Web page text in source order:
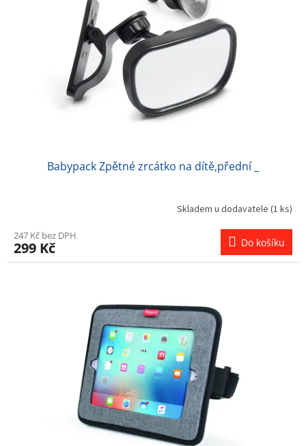
Babypack Zpětné zrcátko na dítě,přední _
Skladem u dodavatele (1 ks)
247 Kč bez DPH
299 Kč Do košíku